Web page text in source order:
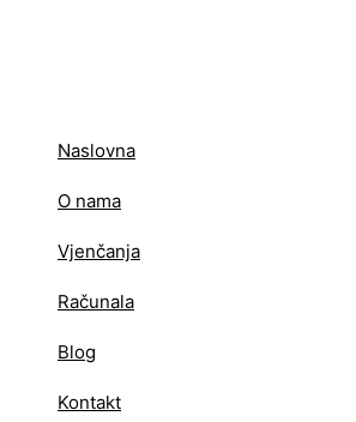
Naslovna
O nama
Vjenčanja
Računala
Blog
Kontakt